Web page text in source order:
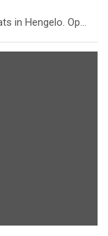
in Hengelo. Op…